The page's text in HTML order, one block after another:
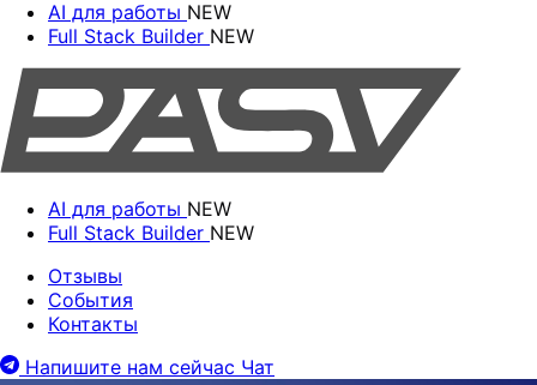
AI для работы NEW
Full Stack Builder NEW
AI для работы NEW
Full Stack Builder NEW
Отзывы
События
Контакты
Напишите нам сейчас Чат